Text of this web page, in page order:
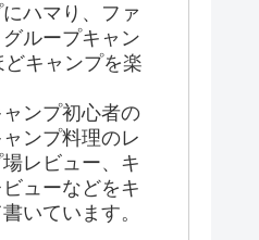
ハマり、ファ
ループキャン
キャンプを楽
ンプ初心者の
ンプ料理のレ
レビュー、キ
ューなどをキ
いています。